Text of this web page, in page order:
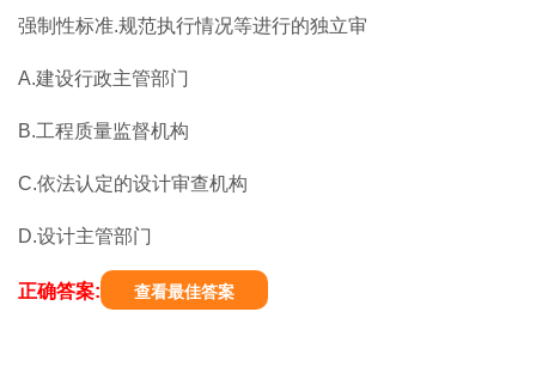
强制性标准.规范执行情况等进行的独立审
A.建设行政主管部门
B.工程质量监督机构
C.依法认定的设计审查机构
D.设计主管部门
正确答案: 查看最佳答案